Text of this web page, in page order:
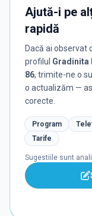
Ajută-i pe
rapidă
Dacă ai observat
profilul Gradinita
86, trimite-ne o
o actualizăm —
corecte.
Program
Tarife
Sugestiile sunt